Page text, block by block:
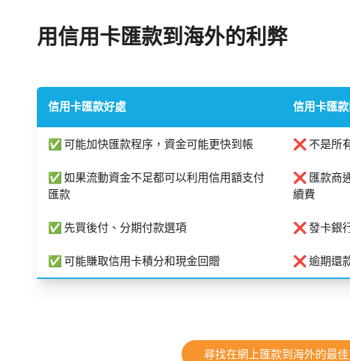
用信用卡匯款到海外的利弊
信用卡匯款好處 信用卡匯
✅ 可能加快匯款程序，資金可能更快到帳
✅ 如果流動資金不足都可以利用信用額支付
匯款
✅ 先買後付、分期付款選項
✅ 可能賺取信用卡積分和現金回贈
❌ 不是所
❌ 匯款商
續費
❌ 發卡銀
❌ 逾期還
尋找在網上匯款到海外的最